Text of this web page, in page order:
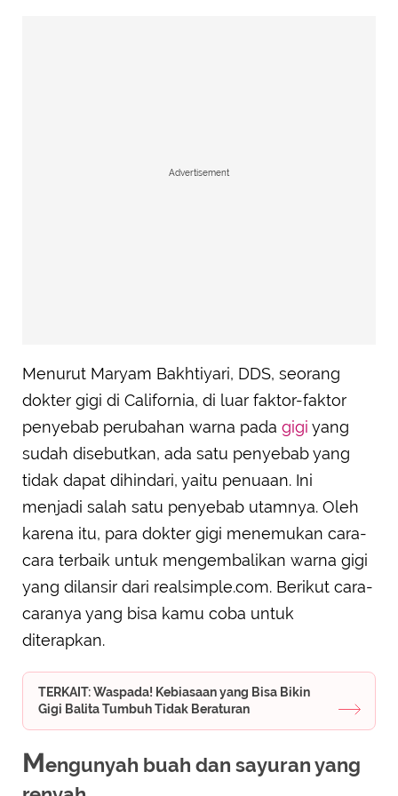
Advertisement
Menurut Maryam Bakhtiyari, DDS, seorang
dokter gigi di California, di luar faktor-faktor
penyebab perubahan warna pada gigi yang
sudah disebutkan, ada satu penyebab yang
tidak dapat dihindari, yaitu penuaan. Ini
menjadi salah satu penyebab utamnya. Oleh
karena itu, para dokter gigi menemukan cara-
cara terbaik untuk mengembalikan warna gigi
yang dilansir dari realsimple.com. Berikut cara-
caranya yang bisa kamu coba untuk
diterapkan.
TERKAIT: Waspada! Kebiasaan yang Bisa Bikin
Gigi Balita Tumbuh Tidak Beraturan
Mengunyah buah dan sayuran yang